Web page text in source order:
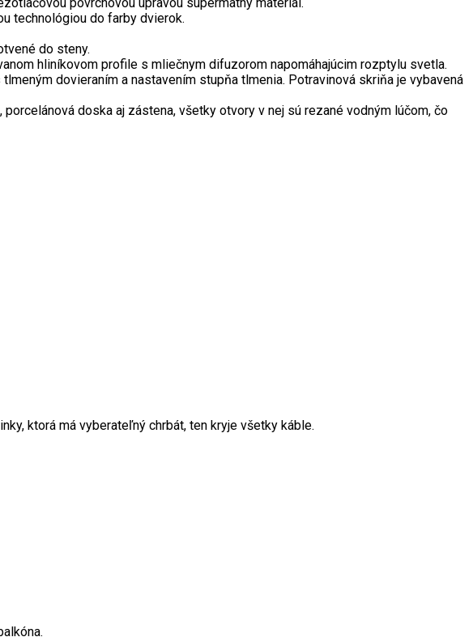
technológiou do farby dvierok.
do steny.
hliníkovom profile s mliečnym difuzorom napomáhajúcim rozptylu svetla.
dovieraním a nastavením stupňa tlmenia. Potravinová skriňa je vybavená
doska aj zástena, všetky otvory v nej sú rezané vodným lúčom, čo
ktorá má vyberateľný chrbát, ten kryje všetky káble.